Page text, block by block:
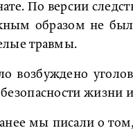
По версии
образом не
травмы.
возбуждено
жизни
мы писали о